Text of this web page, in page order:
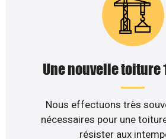
Une nouvelle toiture
Nous effectuons très
nécessaires pour une
résister aux